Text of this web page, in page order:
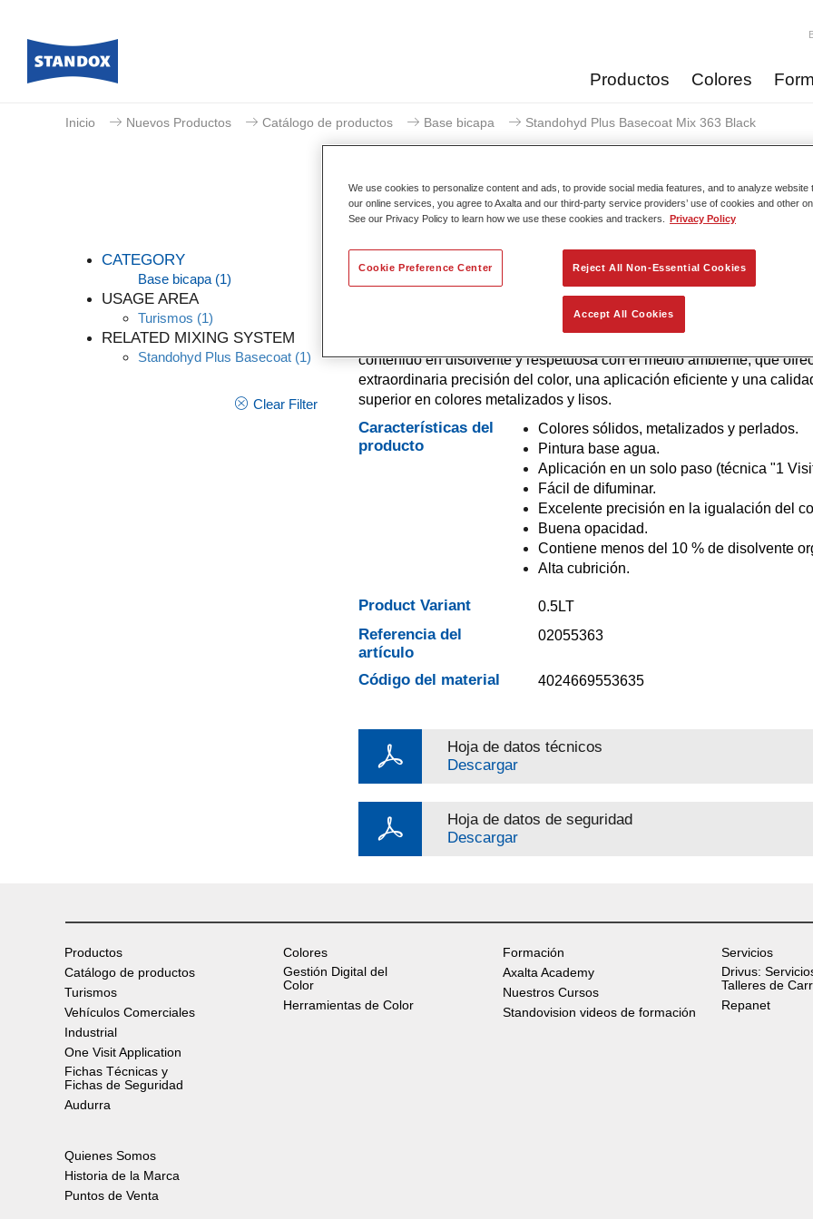
Productos Colores
Inicio Nuevos Productos Catálogo de productos Base bicapa Standohyd Plus Basecoat Mix 363 Black
CATEGORY
Base bicapa (1)
USAGE AREA
Turismos (1)
RELATED MIXING SYSTEM
Standohyd Plus Basecoat (1)
Clear Filter
Standohyd Plus
Standohyd Plus es uno de los sistemas de base bicapa más eficientes,
contenido en disolvente y respetuosa con el medio ambiente, que
extraordinaria precisión del color, una aplicación eficiente y una
superior en colores metalizados y lisos.
Características del
producto
Colores sólidos, metalizados y perlados.
Pintura base agua.
Aplicación en un solo paso (técnica "1
Fácil de difuminar.
Excelente precisión en la igualación del
Buena opacidad.
Contiene menos del 10 % de disolvente
Alta cubrición.
Product Variant 0.5LT
Referencia del
artículo
02055363
Código del material 4024669553635
Hoja de datos técnicos
Descargar
Hoja de datos de seguridad
Descargar
Productos
Catálogo de productos
Turismos
Vehículos Comerciales
Industrial
One Visit Application
Fichas Técnicas y
Fichas de Seguridad
Audurra
Colores
Gestión Digital del
Color
Herramientas de Color
Formación
Axalta Academy
Nuestros Cursos
Standovision videos de formación
Servicios
Drivus:
Talleres de
Repanet
Quienes Somos
Historia de la Marca
Puntos de Venta
We use cookies to personalize content and ads, to provide social media features, and to analyze website
our online services, you agree to Axalta and our third-party service providers’ use of cookies and other
See our Privacy Policy to learn how we use these cookies and trackers.
Privacy Policy
Reject All Non-Essential Cookies
Accept All Cookies
Cookie Preference Center